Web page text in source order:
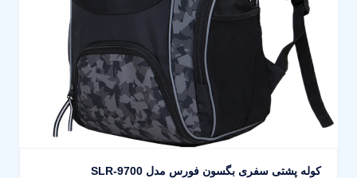
کوله پشتی سفری بگسون فورس مدل SLR-9700